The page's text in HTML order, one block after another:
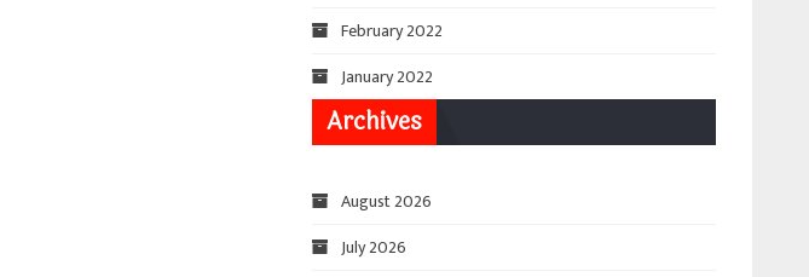
February 2022
January 2022
Archives
August 2026
July 2026